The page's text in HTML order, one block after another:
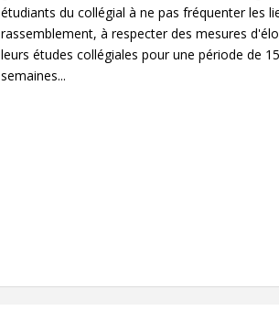
étudiants du collégial à ne pas fréquenter les
rassemblement, à respecter des mesures
leurs études collégiales pour une période de
semaines...